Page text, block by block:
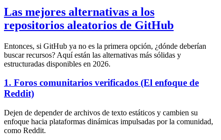
Las mejores alternativas a los
repositorios aleatorios de GitHub
Entonces, si GitHub ya no es la primera opción, ¿dónde deberían
buscar recursos? Aquí están las alternativas más sólidas y
estructuradas disponibles en 2026.
1. Foros comunitarios verificados (El enfoque de
Reddit)
Dejen de depender de archivos de texto estáticos y cambien su
enfoque hacia plataformas dinámicas impulsadas por la comunidad,
como Reddit.